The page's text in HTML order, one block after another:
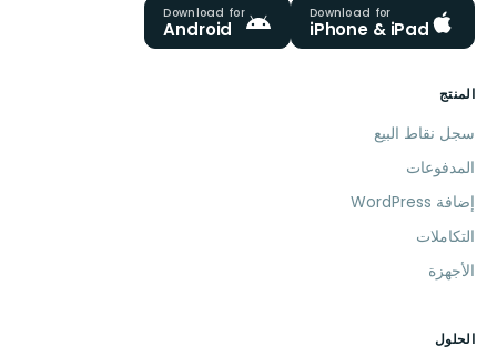
Download for
iPhone & iPad
Download for
Android
المنتج
سجل نقاط البيع
المدفوعات
إضافة WordPress
التكاملات
الأجهزة
الحلول